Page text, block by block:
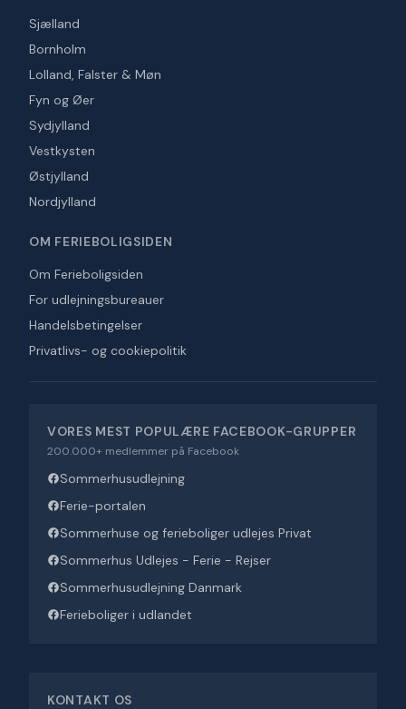
Sjælland
Bornholm
Lolland, Falster & Møn
Fyn og Øer
Sydjylland
Vestkysten
Østjylland
Nordjylland
OM FERIEBOLIGSIDEN
Om Ferieboligsiden
For udlejningsbureauer
Handelsbetingelser
Privatlivs- og cookiepolitik
VORES MEST POPULÆRE FACEBOOK-GRUPPER
200.000+ medlemmer på Facebook
Sommerhusudlejning
Ferie-portalen
Sommerhuse og ferieboliger udlejes Privat
Sommerhus Udlejes - Ferie - Rejser
Sommerhusudlejning Danmark
Ferieboliger i udlandet
KONTAKT OS